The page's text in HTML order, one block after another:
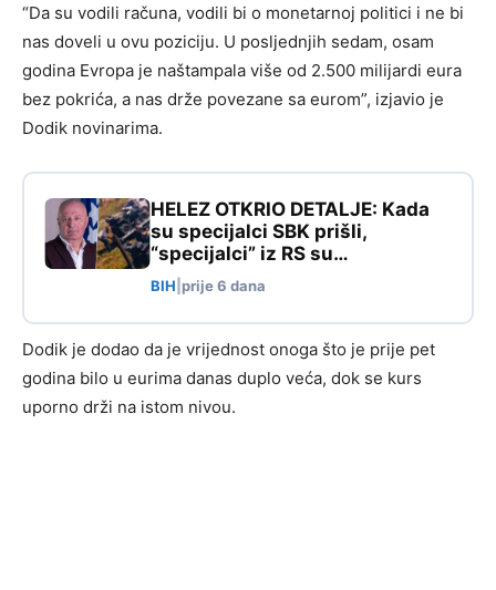
“Da su vodili računa, vodili bi o monetarnoj politici i ne bi
nas doveli u ovu poziciju. U posljednjih sedam, osam
godina Evropa je naštampala više od 2.500 milijardi eura
bez pokrića, a nas drže povezane sa eurom”, izjavio je
Dodik novinarima.
HELEZ OTKRIO DETALJE: Kada
su specijalci SBK prišli,
“specijalci” iz RS su…
BIH prije 6 dana
Dodik je dodao da je vrijednost onoga što je prije pet
godina bilo u eurima danas duplo veća, dok se kurs
uporno drži na istom nivou.